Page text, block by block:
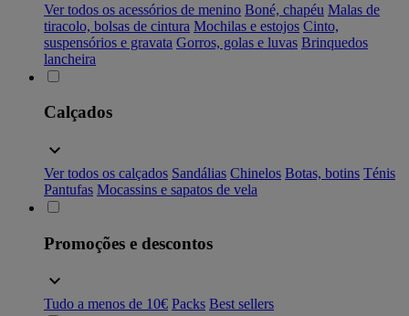
Ver todos os acessórios de menino Boné, chapéu Malas de
tiracolo, bolsas de cintura Mochilas e estojos Cinto,
suspensórios e gravata Gorros, golas e luvas Brinquedos
lancheira
Calçados
Ver todos os calçados Sandálias Chinelos Botas, botins Ténis
Pantufas Mocassins e sapatos de vela
Promoções e descontos
Tudo a menos de 10€ Packs Best sellers